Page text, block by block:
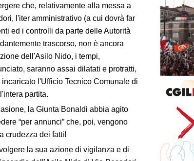
che, relativamente alla messa a
l'iter amministrativo (a cui dovrà far
ed i controlli da parte delle Autorità
trascorso, non è ancora
dell'Asilo Nido, i tempi,
saranno assai dilatati e protratti,
l'Ufficio Tecnico Comunale di
partita.
la Giunta Bonaldi abbia agito
“per annunci” che, poi, vengono
crudezza dei fatti!
la sua azione di vigilanza e di